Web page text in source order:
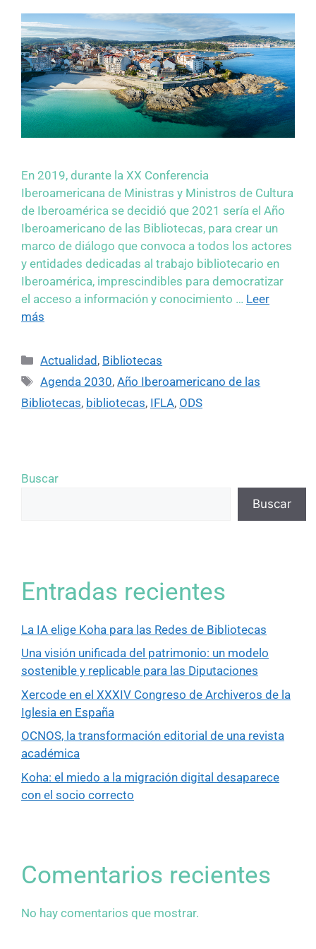
En 2019, durante la XX Conferencia
Iberoamericana de Ministras y Ministros de Cultura
de Iberoamérica se decidió que 2021 sería el Año
Iberoamericano de las Bibliotecas, para crear un
marco de diálogo que convoca a todos los actores
y entidades dedicadas al trabajo bibliotecario en
Iberoamérica, imprescindibles para democratizar
el acceso a información y conocimiento … Leer
más
Actualidad, Bibliotecas
Agenda 2030,Año Iberoamericano de las
Bibliotecas, bibliotecas, IFLA, ODS
Buscar
Buscar
Entradas recientes
La IA elige Koha para las Redes de Bibliotecas
Una visión unificada del patrimonio: un modelo
sostenible y replicable para las Diputaciones
Xercode en el XXXIV Congreso de Archiveros de la
Iglesia en España
OCNOS, la transformación editorial de una revista
académica
Koha: el miedo a la migración digital desaparece
con el socio correcto
Comentarios recientes
No hay comentarios que mostrar.